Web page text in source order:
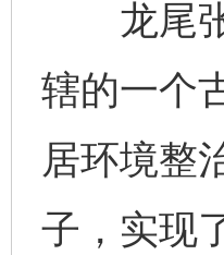
龙尾张
辖的一个
居环境整
子，实现